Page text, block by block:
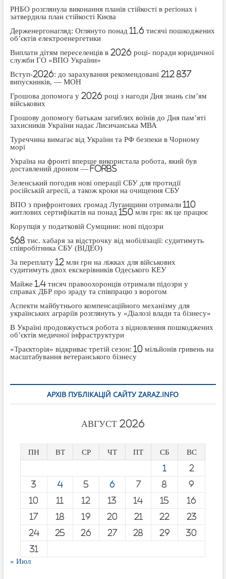
РНБО розглянула виконання планів стійкості в регіонах і
затвердила план стійкості Києва
Держенергонагляд: Оглянуто понад 11,6 тисячі пошкоджених
об’єктів електроенергетики
Виплати дітям переселенців в 2026 році- поради юридичної
служби ГО «ВПО України»
Вступ-2026: до зарахування рекомендовані 212 837
випускників, — МОН
Грошова допомога у 2026 році з нагоди Дня знань сім’ям
військових
Грошову допомогу батькам загиблих воїнів до Дня пам’яті
захисників України надає Лисичанська МВА
Туреччина вимагає від України та РФ безпеки в Чорному
морі
Україна на фронті вперше використала робота, який був
доставлений дроном — Forbs
Зеленський погодив нові операції СБУ для протидії
російській агресії, а також кроки на очищення СБУ
ВПО з прифронтових громад Луганщини отримали 110
житлових сертифікатів на понад 150 млн грн: як це працює
Корупція у податковій Сумщини: нові підозри
$68 тис. хабаря за відстрочку від мобілізації: судитимуть
співробітника СБУ (ВІДЕО)
За переплату 12 млн грн на ліжках для військових
судитимуть двох екскерівників Одеського КЕУ
Майже 1,4 тисяч правоохоронців отримали підозри у
справах ДБР про зраду та співпрацю з ворогом
Аспекти майбутнього компенсаційного механізму для
українських аграріїв розглянуть у «Діалозі влади та бізнесу»
В Україні продовжується робота з відновлення пошкоджених
об’єктів медичної інфраструктури
«Траєкторія» відкриває третій сезон: 10 мільйонів гривень на
масштабування ветеранського бізнесу
АРХІВ ПУБЛІКАЦІЙ САЙТУ ZARAZ.INFO
АВГУСТ 2026
ПН ВТ СР ЧТ ПТ СБ ВС
1 2
3 4 5 6 7 8 9
10 11 12 13 14 15 16
17 18 19 20 21 22 23
24 25 26 27 28 29 30
31
« Июл